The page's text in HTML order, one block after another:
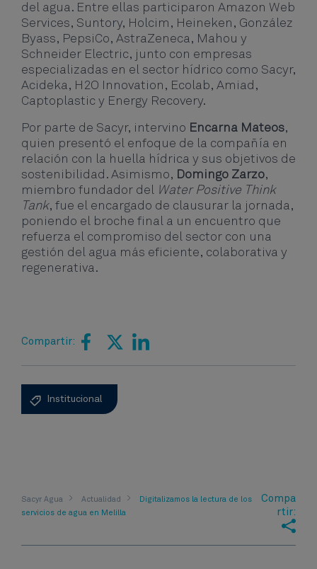
del agua. Entre ellas participaron Amazon Web
Services, Suntory, Holcim, Heineken, González
Byass, PepsiCo, AstraZeneca, Mahou y
Schneider Electric, junto con empresas
especializadas en el sector hídrico como Sacyr,
Acideka, H2O Innovation, Ecolab, Amiad,
Captoplastic y Energy Recovery.
Por parte de Sacyr, intervino Encarna Mateos,
quien presentó el enfoque de la compañía en
relación con la huella hídrica y sus objetivos de
sostenibilidad. Asimismo, Domingo Zarzo,
miembro fundador del
Water Positive Think
Tank, fue el encargado de clausurar la jornada,
poniendo el broche final a un encuentro que
refuerza el compromiso del sector con una
gestión del agua más eficiente, colaborativa y
regenerativa.
Compartir:
Institucional
Sacyr Agua Actualidad
Digitalizamos la lectura de los
servicios de agua en Melilla
Compa
rtir: